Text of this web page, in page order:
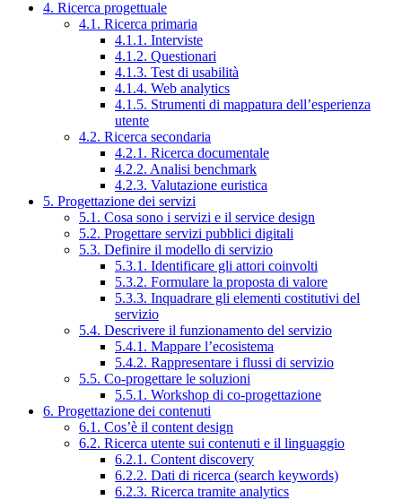
4. Ricerca progettuale
4.1. Ricerca primaria
4.1.1. Interviste
4.1.2. Questionari
4.1.3. Test di usabilità
4.1.4. Web analytics
4.1.5. Strumenti di mappatura dell’esperienza
utente
4.2. Ricerca secondaria
4.2.1. Ricerca documentale
4.2.2. Analisi benchmark
4.2.3. Valutazione euristica
5. Progettazione dei servizi
5.1. Cosa sono i servizi e il service design
5.2. Progettare servizi pubblici digitali
5.3. Definire il modello di servizio
5.3.1. Identificare gli attori coinvolti
5.3.2. Formulare la proposta di valore
5.3.3. Inquadrare gli elementi costitutivi del
servizio
5.4. Descrivere il funzionamento del servizio
5.4.1. Mappare l’ecosistema
5.4.2. Rappresentare i flussi di servizio
5.5. Co-progettare le soluzioni
5.5.1. Workshop di co-progettazione
6. Progettazione dei contenuti
6.1. Cos’è il content design
6.2. Ricerca utente sui contenuti e il linguaggio
6.2.1. Content discovery
6.2.2. Dati di ricerca (search keywords)
6.2.3. Ricerca tramite analytics